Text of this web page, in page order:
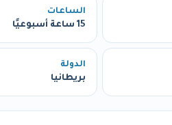
الساعات
15 ساعة أسبوعيًا
الدولة
بريطانيا